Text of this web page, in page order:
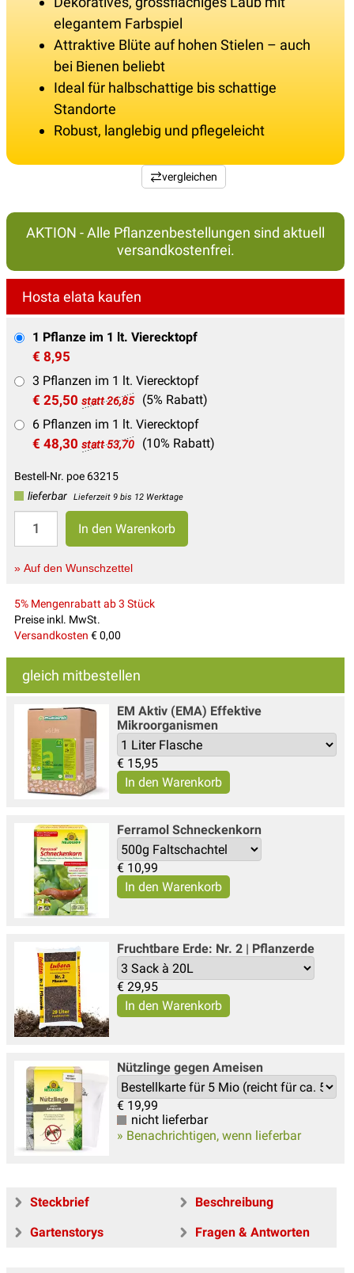
elegantem Farbspiel
Attraktive Blüte auf hohen Stielen – auch
bei Bienen beliebt
Ideal für halbschattige bis schattige
Standorte
Robust, langlebig und pflegeleicht
vergleichen
AKTION - Alle Pflanzenbestellungen sind aktuell
versandkostenfrei.
Hosta elata kaufen
1 Pflanze im 1 lt. Vierecktopf
€ 8,95
3 Pflanzen im 1 lt. Vierecktopf
€ 25,50 statt 26,85
(5% Rabatt)
6 Pflanzen im 1 lt. Vierecktopf
€ 48,30 statt 53,70 (10% Rabatt)
Bestell-Nr. poe 63215
lieferbar
Lieferzeit 9 bis 12 Werktage
» Auf den Wunschzettel
5% Mengenrabatt ab 3 Stück
Preise inkl. MwSt.
Versandkosten € 0,00
gleich mitbestellen
EM Aktiv (EMA) Effektive
Mikroorganismen
€ 15,95
Ferramol Schneckenkorn
€ 10,99
Fruchtbare Erde: Nr. 2 | Pflanzerde
€ 29,95
Nützlinge gegen Ameisen
€ 19,99
nicht lieferbar
» Benachrichtigen, wenn lieferbar
Steckbrief
Beschreibung
Gartenstorys
Fragen & Antworten